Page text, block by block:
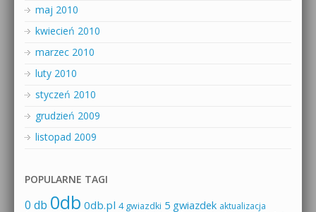
maj 2010
kwiecień 2010
marzec 2010
luty 2010
styczeń 2010
grudzień 2009
listopad 2009
POPULARNE TAGI
0 db 0db 0db.pl 4 gwiazdki 5 gwiazdek aktualizacja